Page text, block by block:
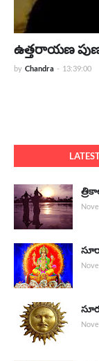
ఉత్తరాయణ
by Chandra - 13:39:00